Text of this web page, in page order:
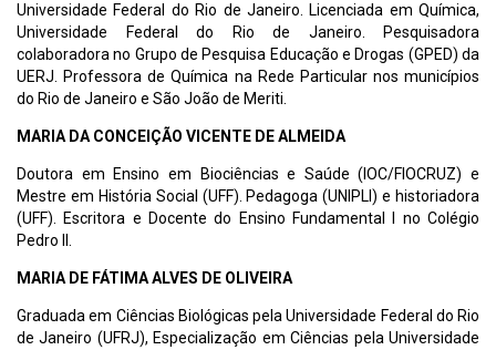
Universidade Federal do Rio de Janeiro. Licenciada em Química,
Universidade Federal do Rio de Janeiro. Pesquisadora
colaboradora no Grupo de Pesquisa Educação e Drogas (GPED) da
UERJ. Professora de Química na Rede Particular nos municípios
do Rio de Janeiro e São João de Meriti.
MARIA DA CONCEIÇÃO VICENTE DE ALMEIDA
Doutora em Ensino em Biociências e Saúde (IOC/FIOCRUZ) e
Mestre em História Social (UFF). Pedagoga (UNIPLI) e historiadora
(UFF). Escritora e Docente do Ensino Fundamental I no Colégio
Pedro II.
MARIA DE FÁTIMA ALVES DE OLIVEIRA
Graduada em Ciências Biológicas pela Universidade Federal do Rio
de Janeiro (UFRJ), Especialização em Ciências pela Universidade